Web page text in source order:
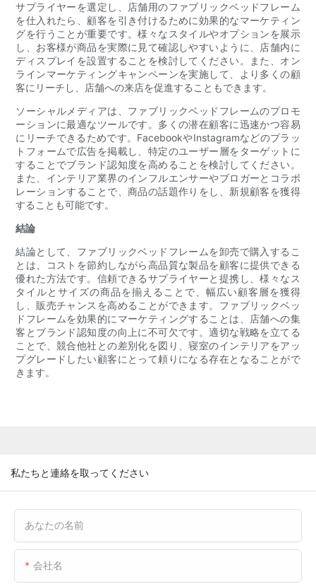
サプライヤーを選定し、店舗用のファブリックベッドフレーム
を仕入れたら、顧客を引き付けるために効果的なマーケティン
グを行うことが重要です。様々なスタイルやオプションを展示
し、お客様が商品を実際に見て確認しやすいように、店舗内に
ディスプレイを設置することを検討してください。また、オン
ラインマーケティングキャンペーンを実施して、より多くの顧
客にリーチし、店舗への来店を促進することもできます。
ソーシャルメディアは、ファブリックベッドフレームのプロモ
ーションに最適なツールです。多くの潜在顧客に迅速かつ容易
にリーチできるためです。FacebookやInstagramなどのプラッ
トフォームで広告を掲載し、特定のユーザー層をターゲットに
することでブランド認知度を高めることを検討してください。
また、インテリア業界のインフルエンサーやブロガーとコラボ
レーションすることで、商品の話題作りをし、新規顧客を獲得
することも可能です。
結論
結論として、ファブリックベッドフレームを卸売で購入するこ
とは、コストを節約しながら高品質な製品を顧客に提供できる
優れた方法です。信頼できるサプライヤーと提携し、様々なス
タイルとサイズの商品を揃えることで、幅広い顧客層を獲得
し、販売チャンスを高めることができます。ファブリックベッ
ドフレームを効果的にマーケティングすることは、店舗への集
客とブランド認知度の向上に不可欠です。適切な戦略を立てる
ことで、競合他社との差別化を図り、寝室のインテリアをアッ
プグレードしたい顧客にとって頼りになる存在となることがで
きます。
私たちと連絡を取ってください
あなたの名前
会社名